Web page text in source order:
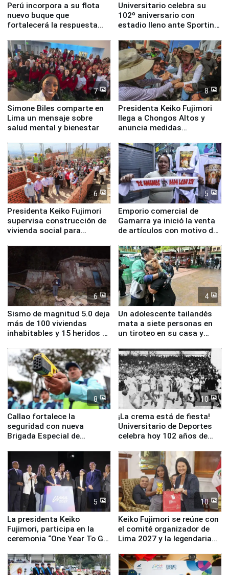
Perú incorpora a su flota
nuevo buque que
fortalecerá la respuesta
Universitario celebra su
102º aniversario con
estadio lleno ante Sporting
7
Simone Biles comparte en
Lima un mensaje sobre
salud mental y bienestar
8
Presidenta Keiko Fujimori
llega a Chongos Altos y
anuncia medidas
educación, salud y empleo
6
Presidenta Keiko Fujimori
supervisa construcción de
vivienda social para
5
Emporio comercial de
Gamarra ya inició la venta
de artículos con motivo de
6
Sismo de magnitud 5.0 deja
más de 100 viviendas
inhabitables y 15 heridos en
4
Un adolescente tailandés
mata a siete personas en
un tiroteo en su casa y
8
Callao fortalece la
seguridad con nueva
Brigada Especial de
equipamiento para
Serenazgo
10
¡La crema está de fiesta!
Universitario de Deportes
celebra hoy 102 años de
5
La presidenta Keiko
Fujimori, participa en la
ceremonia “One Year To Go
10
Keiko Fujimori se reúne con
el comité organizador de
Lima 2027 y la legendaria